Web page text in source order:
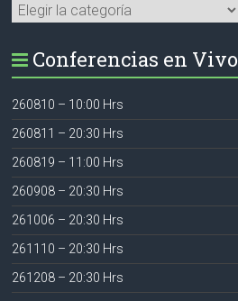
Categorías
Conferencias en Vivo
260810 – 10:00 Hrs
260811 – 20:30 Hrs
260819 – 11:00 Hrs
260908 – 20:30 Hrs
261006 – 20:30 Hrs
261110 – 20:30 Hrs
261208 – 20:30 Hrs